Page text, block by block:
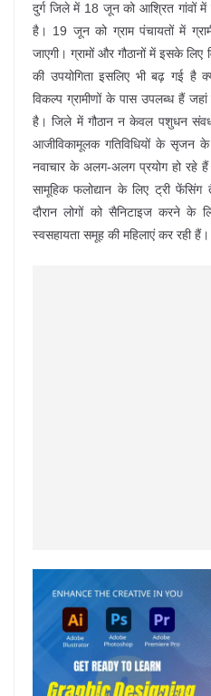
दुर्ग जिले में 18 जून को आश्रित गांवों में
है। 19 जून को ग्राम पंचायतों में
जाएगी। ग्रामों और गौठानों में इसके लिए
की उपयोगिता इसलिए भी बढ़ गई है
विकल्प ग्रामीणों के पास उपलब्ध हैं जहां
है। जिले में गौठान न केवल पशुधन
आजीविकामूलक गतिविधियों के सृजन
नवाचार के अलग-अलग प्रयोग हो रहे हैं
सामूहिक फलोद्यान के लिए ट्री
दौरान लोगों को सैनिटाइज करने के
स्वसहायता समूह की महिलाएं कर रही हैं।